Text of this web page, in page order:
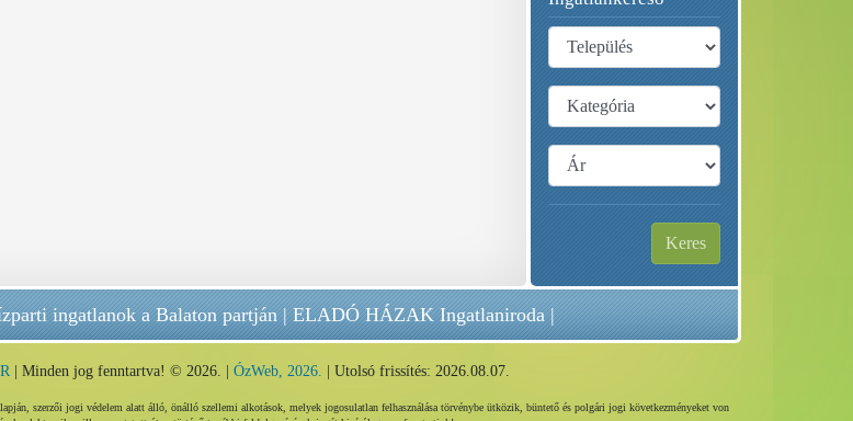
Keres
ingatlanok a Balaton partján|ELADÓ HÁZAK Ingatlaniroda|
| Minden jog fenntartva! © 2026. | ÓzWeb, 2026. | Utolsó frissítés: 2026.08.07.
szerzői jogi védelem alatt álló, önálló szellemi alkotások, melyek jogosulatlan felhasználása törvénybe ütközik, büntető és polgári jogi következményeket von